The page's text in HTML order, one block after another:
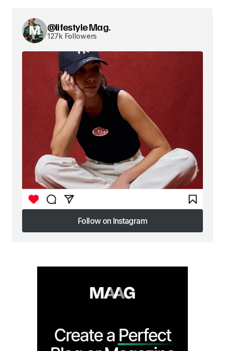
@lifestyle Mag.
127k Followers
Follow on Instagram
Follow on Instagram